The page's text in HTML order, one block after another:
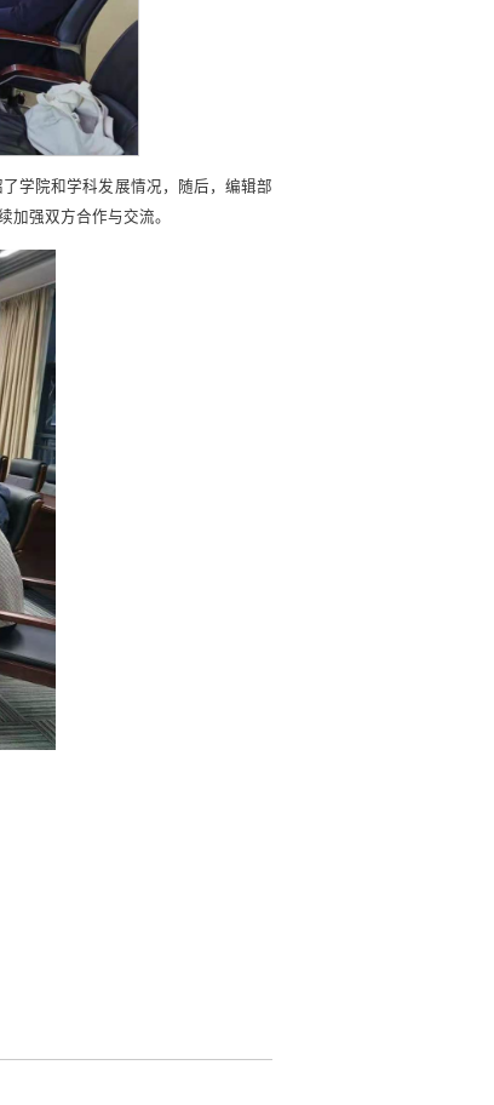
学院和学科发展情况，随后，编辑部
加强双方合作与交流。